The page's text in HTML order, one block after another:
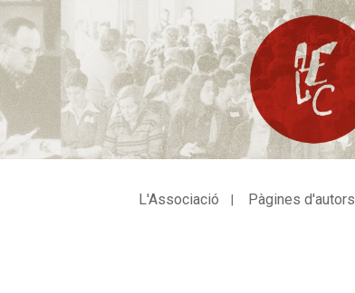
L'Associació Pàgines d'autors